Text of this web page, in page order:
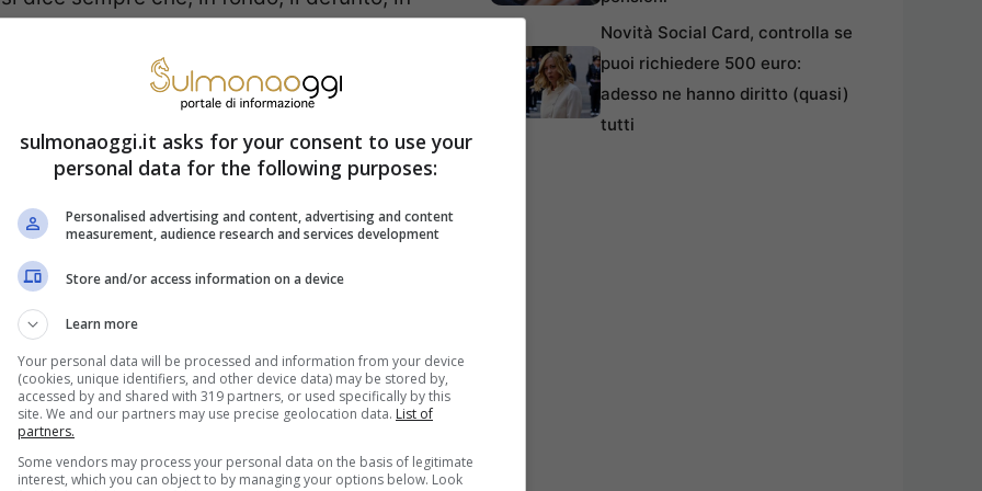
dovrebbe mai essere
dice la storia
giustamente, ricordata anche suisocial, di
con la frase conclusiva “Che
nell’uso comune, tanto che lo si vede
Ma questo saluto si può fare a
di questa frase e il suo significato, la
era un cristiano, dirgli “Che la terra ti sia
Novità Social Card, controlla se
puoi richiedere 500 euro:
adesso ne hanno diritto (quasi)
tutti
sulmonaoggi.it asks for your consent to use your
personal data for the following purposes:
Personalised advertising and content, advertising and content
measurement, audience research and services development
Store and/or access information on a device
Learn more
Your personal data will be processed and information from your device
(cookies, unique identifiers, and other device data) may be stored by,
accessed by and shared with 319 partners, or used specifically by this
site. We and our partners may use precise geolocation data. List of
partners.
Some vendors may process your personal data on the basis of legitimate
interest, which you can object to by managing your options below. Look